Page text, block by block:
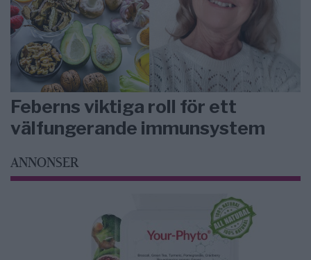
Feberns viktiga roll för ett
välfungerande immunsystem
ANNONSER